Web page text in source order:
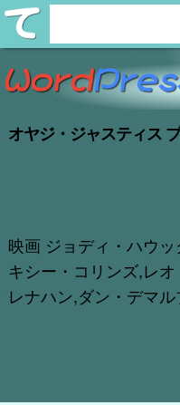
オヤジ・ジャスティス
映画 ジョディ・ハウ
キシー・コリンズ,レ
レナハン,ダン・デマ
アフィリエイト
e
a
c